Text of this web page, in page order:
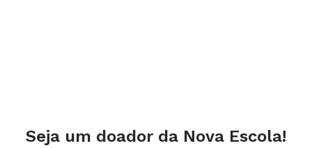
Seja um doador da Nova Escola!